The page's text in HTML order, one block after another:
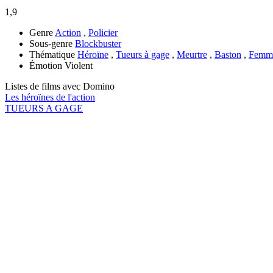
1,9
Genre Action , Policier
Sous-genre Blockbuster
Thématique Héroïne , Tueurs à gage , Meurtre , Baston ,
Émotion Violent
Listes de films avec Domino
Les héroïnes de l'action
TUEURS A GAGE